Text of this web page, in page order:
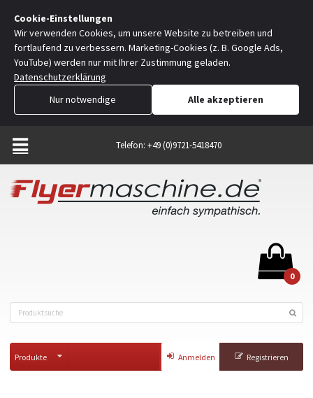
Cookie-Einstellungen
Wir verwenden Cookies, um unsere Website zu betreiben und
fortlaufend zu verbessern. Marketing-Cookies (z. B. Google Ads,
YouTube) werden nur mit Ihrer Zustimmung geladen.
Datenschutzerklärung
Nur notwendige
Alle akzeptieren
Telefon: +49 (0)9721-5418470
0
Produkte Anmelden Registrieren